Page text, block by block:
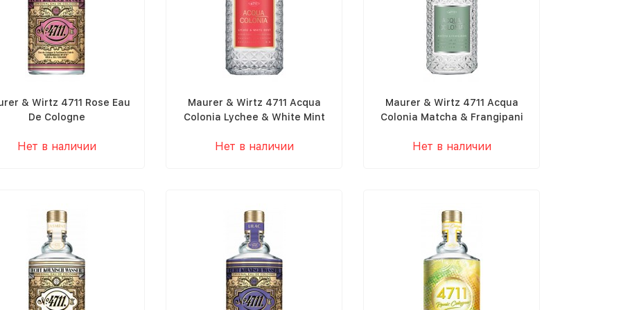
& Wirtz 4711 Rose Eau
De Cologne
Нет в наличии
Maurer & Wirtz 4711 Acqua
Colonia Lychee & White Mint
Нет в наличии
Maurer & Wirtz 4711 Acqua
Colonia Matcha & Frangipani
Нет в наличии